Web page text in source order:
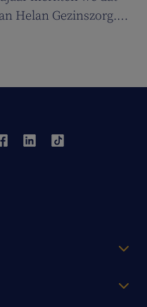
Helan Gezinszorg.